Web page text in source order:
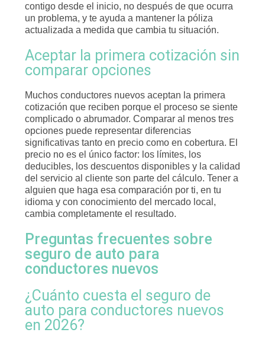
contigo desde el inicio, no después de que ocurra
un problema, y te ayuda a mantener la póliza
actualizada a medida que cambia tu situación.
Aceptar la primera cotización sin
comparar opciones
Muchos conductores nuevos aceptan la primera
cotización que reciben porque el proceso se siente
complicado o abrumador. Comparar al menos tres
opciones puede representar diferencias
significativas tanto en precio como en cobertura. El
precio no es el único factor: los límites, los
deducibles, los descuentos disponibles y la calidad
del servicio al cliente son parte del cálculo. Tener a
alguien que haga esa comparación por ti, en tu
idioma y con conocimiento del mercado local,
cambia completamente el resultado.
Preguntas frecuentes sobre
seguro de auto para
conductores nuevos
¿Cuánto cuesta el seguro de
auto para conductores nuevos
en 2026?